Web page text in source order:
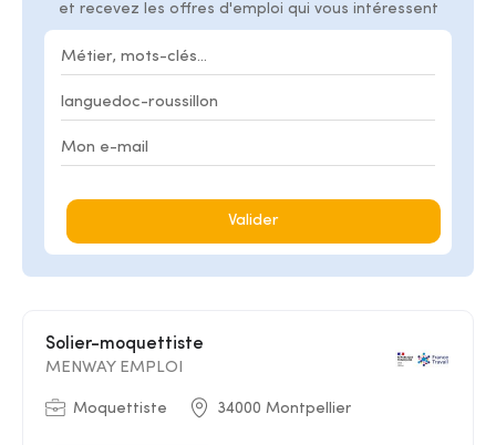
et recevez les offres d'emploi qui vous intéressent
Valider
Solier-moquettiste
MENWAY EMPLOI
Moquettiste 34000 Montpellier